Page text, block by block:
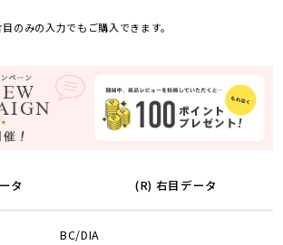
のみの入力でもご購入できます。
タ (R) 右目データ
BC/DIA